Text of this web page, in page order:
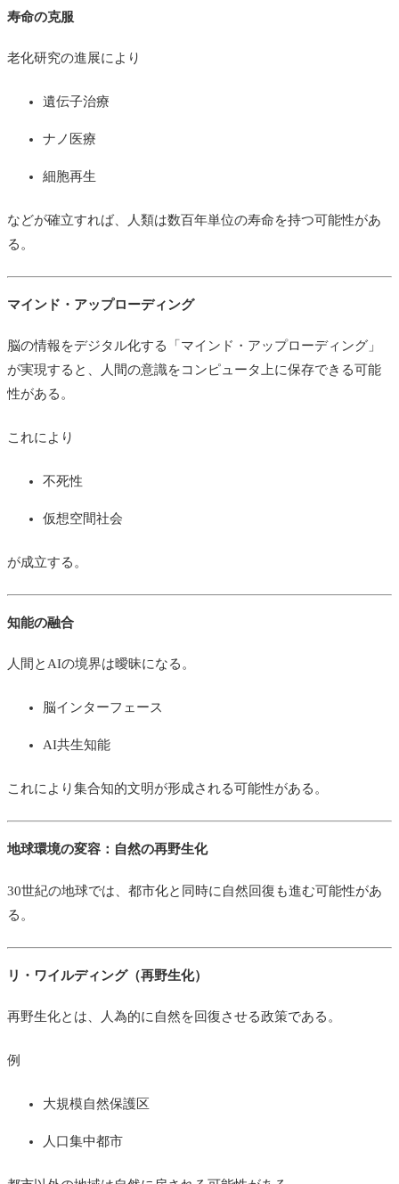
寿命の克服
老化研究の進展により
遺伝子治療
ナノ医療
細胞再生
などが確立すれば、人類は数百年単位の寿命を持つ可能性があ
る。
マインド・アップローディング
脳の情報をデジタル化する「マインド・アップローディング」
が実現すると、人間の意識をコンピュータ上に保存できる可能
性がある。
これにより
不死性
仮想空間社会
が成立する。
知能の融合
人間とAIの境界は曖昧になる。
脳インターフェース
AI共生知能
これにより集合知的文明が形成される可能性がある。
地球環境の変容：自然の再野生化
30世紀の地球では、都市化と同時に自然回復も進む可能性があ
る。
リ・ワイルディング（再野生化）
再野生化とは、人為的に自然を回復させる政策である。
例
大規模自然保護区
人口集中都市